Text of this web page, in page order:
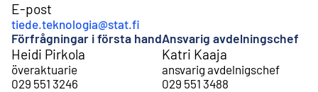
E-post
tiede.teknologia@stat.fi
Förfrågningar i första hand
Heidi Pirkola
överaktuarie
029 551 3246
Ansvarig avdelningschef
Katri Kaaja
ansvarig avdelnigschef
029 551 3488